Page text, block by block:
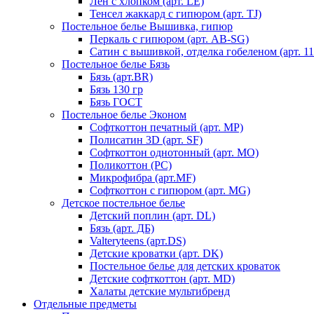
Тенсел жаккард с гипюром (арт. TJ)
Постельное белье Вышивка, гипюр
Перкаль с гипюром (арт. AB-SG)
Сатин с вышивкой, отделка гобеленом (арт.
Постельное белье Бязь
Бязь (арт.BR)
Бязь 130 гр
Бязь ГОСТ
Постельное белье Эконом
Софткоттон печатный (арт. MР)
Полисатин 3D (арт. SF)
Софткоттон однотонный (арт. MO)
Поликоттон (PC)
Микрофибра (арт.MF)
Софткоттон с гипюром (арт. MG)
Детское постельное белье
Детский поплин (арт. DL)
Бязь (арт. ДБ)
Valteryteens (арт.DS)
Детские кроватки (арт. DK)
Постельное белье для детских кроваток
Детские софткоттон (арт. MD)
Халаты детские мультибренд
Отдельные предметы